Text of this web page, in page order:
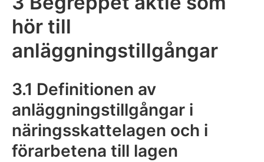
hör till
anläggningstillgångar
3.1 Definitionen av
anläggningstillgångar i
näringsskattelagen och i
förarbetena till lagen